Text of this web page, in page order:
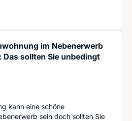
Wohnung an Feriengäste
im Nebenerwerb
Das sollten Sie unbedingt
kann eine schöne
sein doch sollten Sie